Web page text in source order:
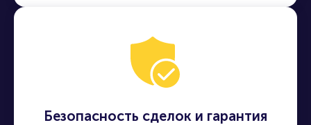
Безопасность сделок и гарантия